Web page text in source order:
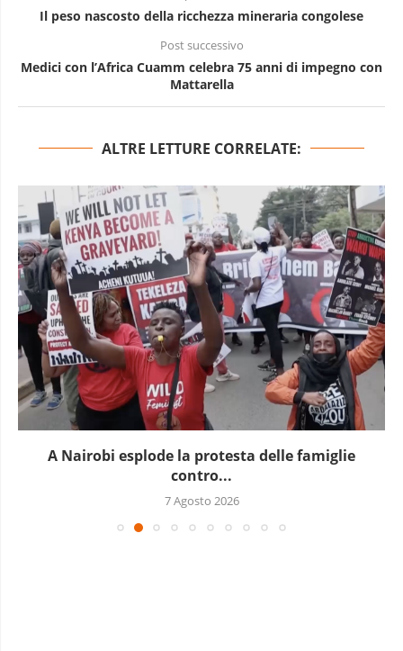
Il peso nascosto della ricchezza mineraria congolese
Post successivo
Medici con l’Africa Cuamm celebra 75 anni di impegno con
Mattarella
ALTRE LETTURE CORRELATE:
A Nairobi esplode la protesta delle famiglie
contro...
7 Agosto 2026